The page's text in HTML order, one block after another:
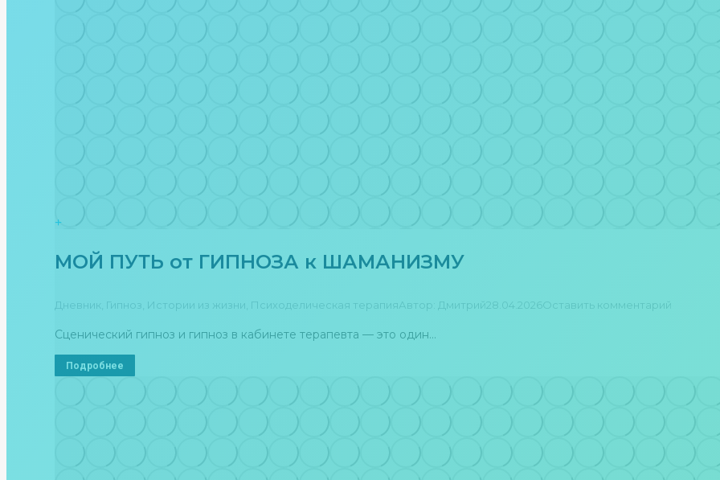
МОЙ ПУТЬ от ГИПНОЗА к ШАМАНИЗМУ
Дневник Гипноз Истории из жизни Психоделическая терапияАвтор: Дмитрий 28.04.2026Оставить комментарий
Сценический гипноз и гипноз в кабинете терапевта — это один…
Подробнее